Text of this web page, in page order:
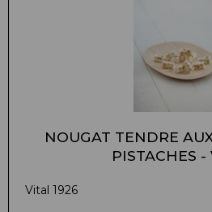
NOUGAT TENDRE
PISTACHES -
Vital 1926